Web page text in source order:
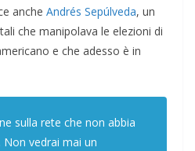
anche Andrés Sepúlveda, un
che manipolava le elezioni di
e che adesso è in
sulla rete che non abbia
Non vedrai mai un